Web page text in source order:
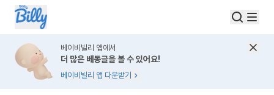
베이비빌리 앱에서
더 많은 베동글을 볼 수 있어요!
베이비빌리 앱 다운받기